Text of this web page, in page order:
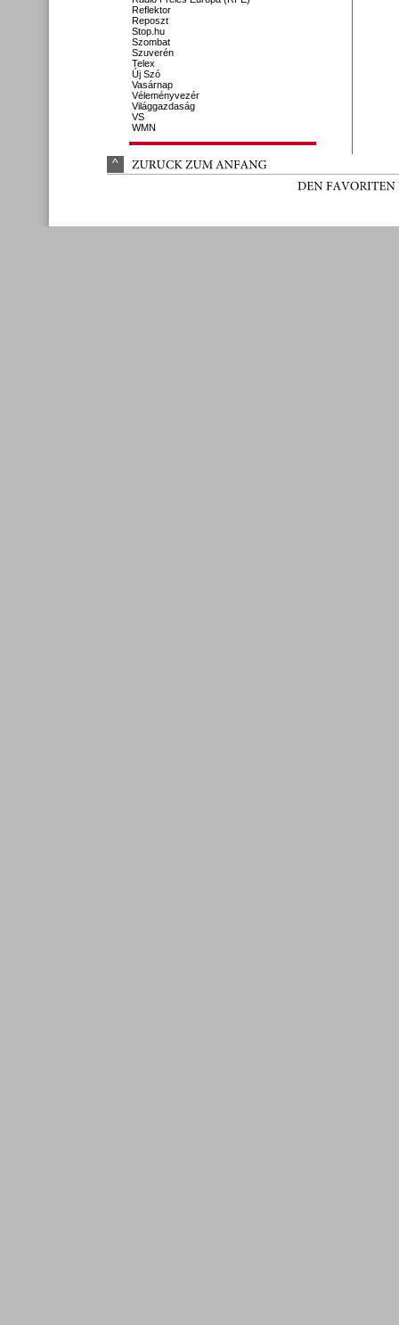
Reflektor
Reposzt
Stop.hu
Szombat
Szuverén
Telex
Új Szó
Vasárnap
Véleményvezér
Világgazdaság
VS
WMN
^ ZURÜCK ZUM ANFANG
DEN FAVORITEN